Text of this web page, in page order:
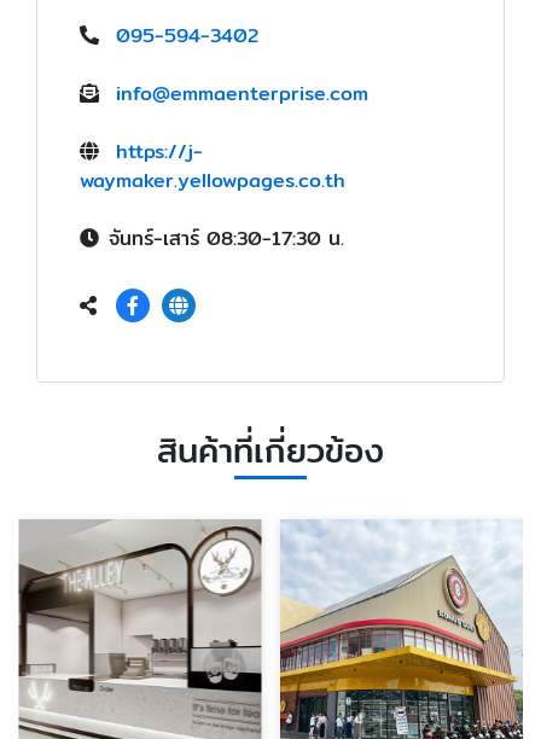
095-594-3402
info@emmaenterprise.com
https://j-
waymaker.yellowpages.co.th
จันทร์-เสาร์ 08:30-17:30 น.
สินค้าที่เกี่ยวข้อง